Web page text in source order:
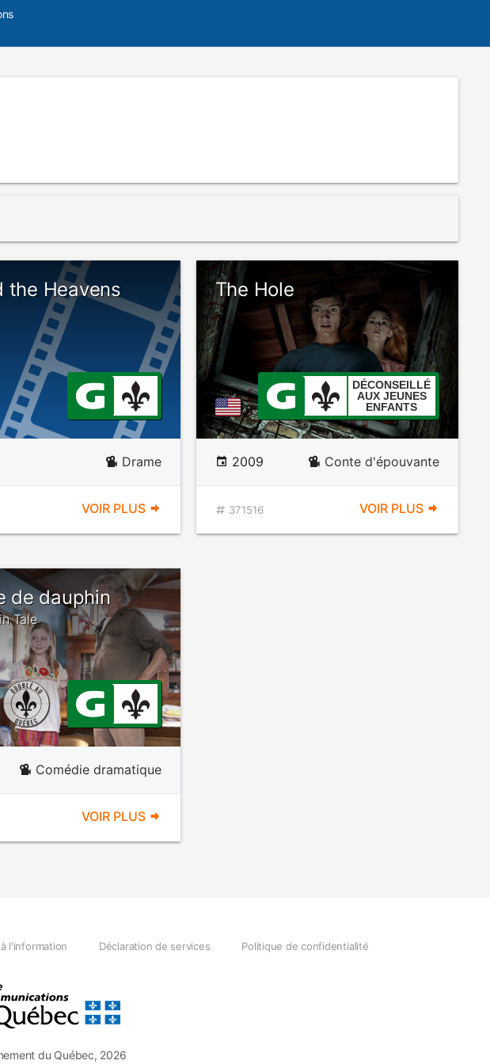
the Heavens
Drame
VOIR PLUS
The Hole
DÉCONSEILLÉ
AUX JEUNES
ENFANTS
2009 Conte d'épouvante
371516 VOIR PLUS
de dauphin
Tale
Comédie dramatique
VOIR PLUS
du Québec, 2026
l'information Déclaration de services Politique de confidentialité